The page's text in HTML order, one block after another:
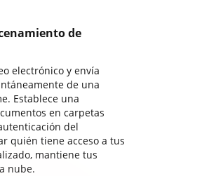
de
electrónico y envía
de una
Establece una
en carpetas
del
quién tiene acceso a tus
mantiene tus
nube.